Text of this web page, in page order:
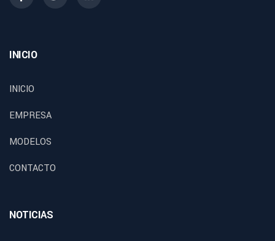
INICIO
INICIO
EMPRESA
MODELOS
CONTACTO
NOTICIAS